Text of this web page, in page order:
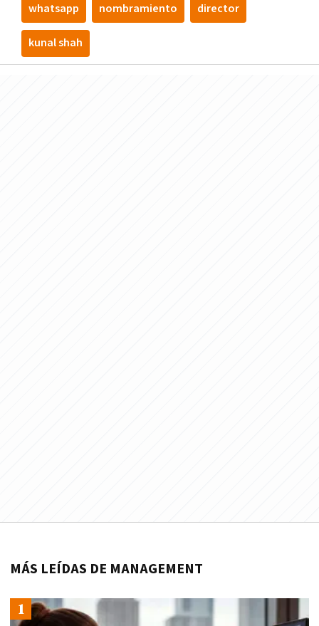
whatsapp nombramiento director
kunal shah
MÁS LEÍDAS DE MANAGEMENT